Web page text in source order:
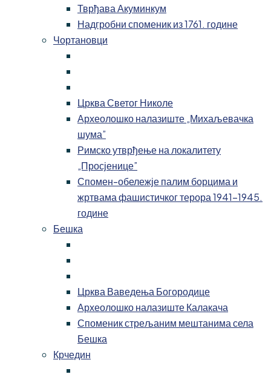
Тврђава Акуминкум
Надгробни споменик из 1761. године
Чортановци
Црква Светог Николе
Археолошко налазиште „Михаљевачка
шума”
Римско утврђење на локалитету
„Просјенице”
Спомен-обележје палим борцима и
жртвама фашистичког терора 1941-1945.
године
Бешка
Црква Ваведења Богородице
Археолошко налазиште Калакача
Споменик стрељаним мештанима села
Бешка
Крчедин